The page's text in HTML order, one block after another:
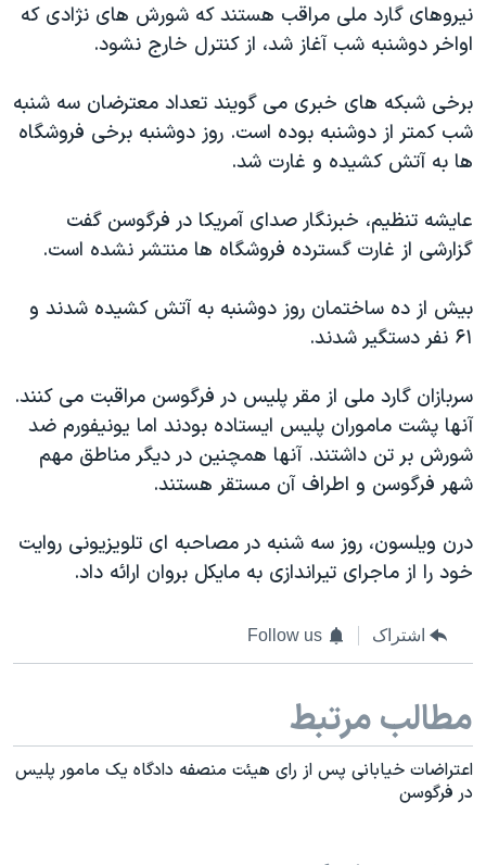
نیروهای گارد ملی مراقب هستند که شورش های نژادی که
اواخر دوشنبه شب آغاز شد، از کنترل خارج نشود.
برخی شبکه های خبری می گویند تعداد معترضان سه شنبه
شب کمتر از دوشنبه بوده است. روز دوشنبه برخی فروشگاه
ها به آتش کشیده و غارت شد.
عایشه تنظیم، خبرنگار صدای آمریکا در فرگوسن گفت
گزارشی از غارت گسترده فروشگاه ها منتشر نشده است.
بیش از ده ساختمان روز دوشنبه به آتش کشیده شدند و
۶۱ نفر دستگیر شدند.
سربازان گارد ملی از مقر پلیس در فرگوسن مراقبت می کنند.
آنها پشت ماموران پلیس ایستاده بودند اما یونیفورم ضد
شورش بر تن داشتند. آنها همچنین در دیگر مناطق مهم
شهر فرگوسن و اطراف آن مستقر هستند.
درن ویلسون، روز سه شنبه در مصاحبه ای تلویزیونی روایت
خود را از ماجرای تیراندازی به مایکل بروان ارائه داد.
اشتراک Follow us
مطالب مرتبط
اعتراضات خیابانی پس از رای هیئت منصفه دادگاه یک مامور پلیس
در فرگوسن